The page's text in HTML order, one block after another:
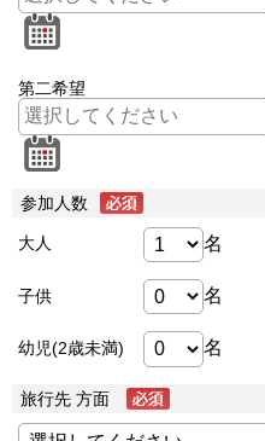
第二希望
参加人数
大人 名
子供 名
幼児(2歳未満) 名
旅行先 方面